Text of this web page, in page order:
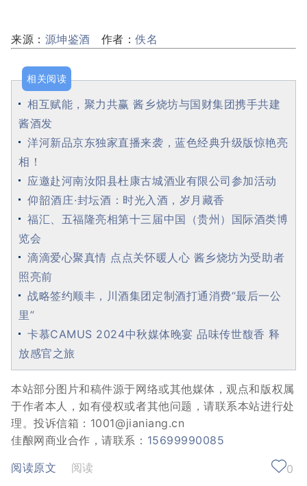
来源： 源坤鉴酒 作者：佚名
相关阅读
相互赋能，聚力共赢 酱乡烧坊与国财集团携手共建
酱酒发
洋河新品京东独家直播来袭，蓝色经典升级版惊艳亮
相！
应邀赴河南汝阳县杜康古城酒业有限公司参加活动
仰韶酒庄·封坛酒：时光入酒，岁月藏香
福汇、五福隆亮相第十三届中国（贵州）国际酒类博
览会
滴滴爱心聚真情 点点关怀暖人心 酱乡烧坊为受助者
照亮前
战略签约顺丰，川酒集团定制酒打通消费“最后一公
里”
卡慕CAMUS 2024中秋媒体晚宴 品味传世馥香 释
放感官之旅
本站部分图片和稿件源于网络或其他媒体，观点和版权属
于作者本人，如有侵权或者其他问题，请联系本站进行处
理。投诉信箱：1001@jianiang.cn
佳酿网商业合作，请联系： 15699990085
阅读原文
阅读 0